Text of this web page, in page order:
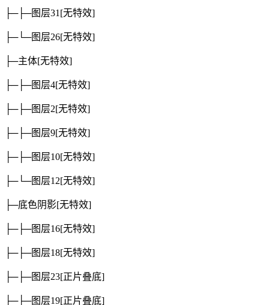
├─├─图层31[无特效]
├─└─图层26[无特效]
├─主体[无特效]
├─├─图层4[无特效]
├─├─图层2[无特效]
├─├─图层9[无特效]
├─├─图层10[无特效]
├─└─图层12[无特效]
├─底色阴影[无特效]
├─├─图层16[无特效]
├─├─图层18[无特效]
├─├─图层23[正片叠底]
├─├─图层19[正片叠底]